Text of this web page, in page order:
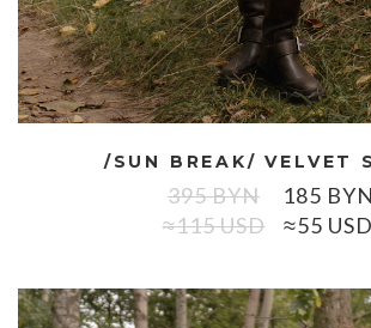
/SUN BREAK/ VELVET
395BYN
≈115 USD
185 BYN
≈55 USD